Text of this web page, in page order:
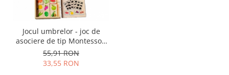
Jocul umbrelor - joc de
asociere de tip Montessori
din lemn- Fructe și legume
55,91 RON
33,55 RON